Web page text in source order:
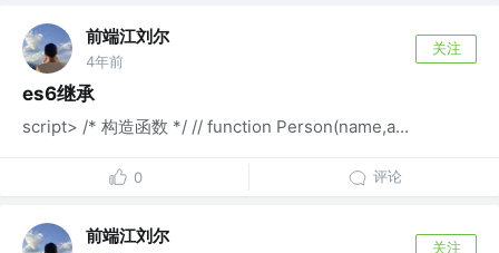
前端江刘尔
4年前
关注
es6继承
script> /* 构造函数 */ // function Person(name,a...
0 评论
前端江刘尔
关注